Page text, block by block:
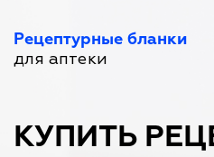
Рецептурные бланки
для аптеки
КУПИТЬ